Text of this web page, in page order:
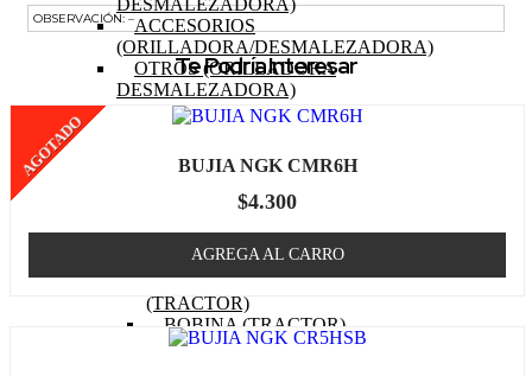
ACCESORIOS
(ORILLADORA/DESMALEZADORA)
OTROS (ORILLADORA
DESMALEZADORA)
TRACTOR
ANILLOS (TRACTOR)
BIELA (TRACTOR)
(TRACTOR)
EJE DE LEVAS (TRACTOR)
EMPAQUETADURAS
(TRACTOR)
BOBINA (TRACTOR)
CABURADOR (TRACTOR)
OBSERVACIÓN: –
Te Podría Interesar
BUJIA NGK CMR6H
AGOTADO
$4.300
AGREGA AL CARRO